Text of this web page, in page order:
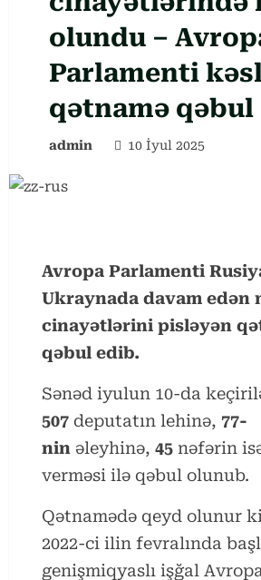
olundu –
Parlamenti
qətnamə
admin 10 İyul 2025
Avropa Parlamenti
Ukraynada davam edən
cinayətlərini pisləyən
qəbul edib.
Sənəd iyulun 10-da
507 deputatın lehinə, 77-
nin əleyhinə, 45 nəfərin
verməsi ilə qəbul olunub.
Qətnamədə qeyd olunur
2022-ci ilin fevralında
genişmiqyaslı işğal